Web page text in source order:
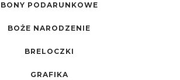
BONY PODARUNKOWE
BOŻE NARODZENIE
BRELOCZKI
GRAFIKA